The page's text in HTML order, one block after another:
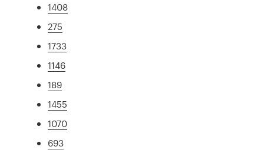
1408
275
1733
1146
189
1455
1070
693